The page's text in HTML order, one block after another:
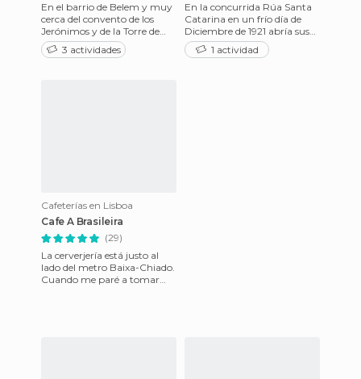
En el barrio de Belem y muy
cerca del convento de los
Jerónimos y de la Torre de
Belem, símbolo de la ciudad
de Lisboa, se encuent
3 actividades
En la concurrida Rúa Santa
Catarina en un frío día de
Diciembre de 1921 abría sus
puertas el café Elite, artistas,
políticos, escr
1 actividad
Cafeterías en Lisboa
Cafe A Brasileira
(29)
La cerverjería está justo al
lado del metro Baixa-Chiado.
Cuando me paré a tomar